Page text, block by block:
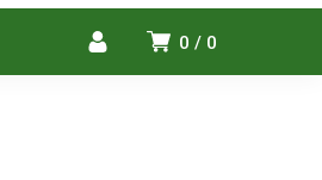
0 0